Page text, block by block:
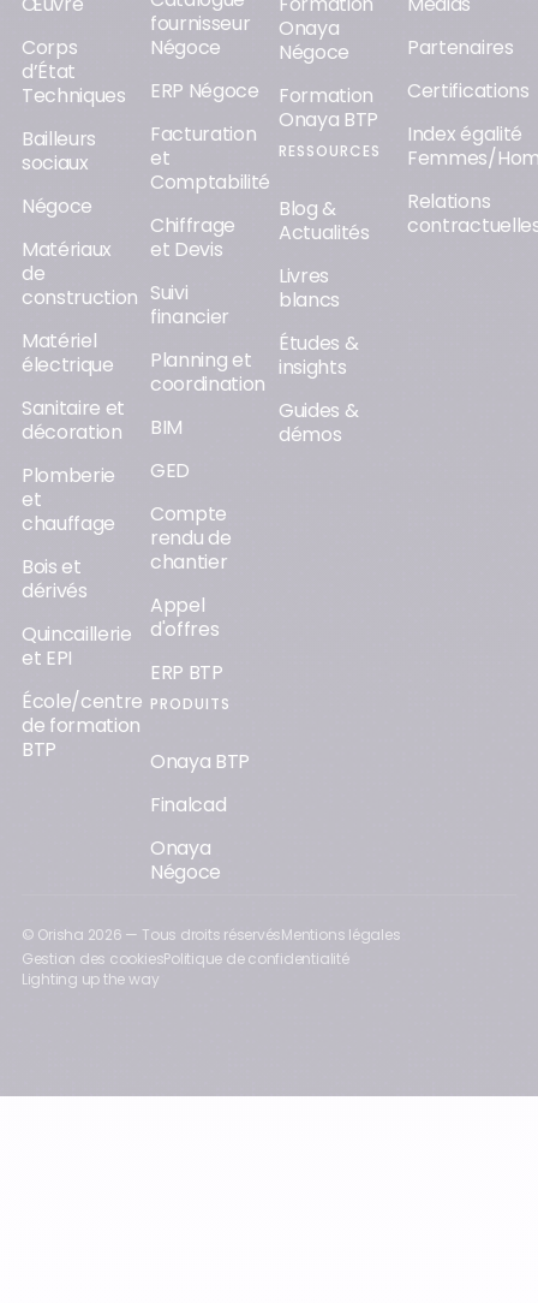
Corps
d’État
Techniques
Bailleurs
sociaux
Négoce
Matériaux
de
construction
Matériel
électrique
Sanitaire et
décoration
Plomberie
et
chauffage
Bois et
dérivés
Quincaillerie
et EPI
École/centre
de formation
BTP
fournisseur
Négoce
ERP Négoce
Facturation
et
Comptabilité
Chiffrage
et Devis
Suivi
financier
Planning et
coordination
BIM
GED
Compte
rendu de
chantier
Appel
d'offres
ERP BTP
PRODUITS
Onaya BTP
Finalcad
Onaya
Négoce
Onaya
Négoce
Formation
Onaya BTP
RESSOURCES
Blog &
Actualités
Livres
blancs
Études &
insights
Guides &
démos
Partenaires
Certifications
Index égalité
Femmes/
Relations
© Orisha 2026 — Tous droits réservésMentions légales
Gestion des cookiesPolitique de confidentialité
Lighting up the way